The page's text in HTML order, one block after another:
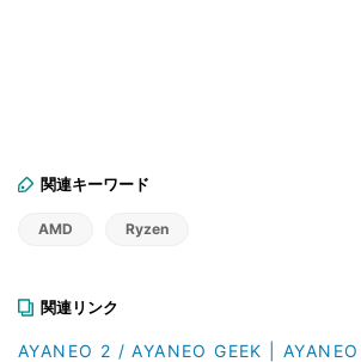
関連キーワード
AMD Ryzen
関連リンク
AYANEO 2 / AYANEO GEEK |